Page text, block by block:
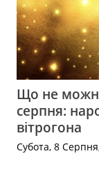
Що не
серпня:
вітрогона
Субота, 8